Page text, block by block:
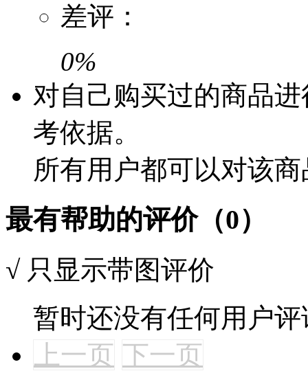
差评：
0%
对自己购买过的商品
考依据。
所有用户都可以对该
最有帮助的评价（0）
√ 只显示带图评价
暂时还没有任何用户评
上一页 下一页